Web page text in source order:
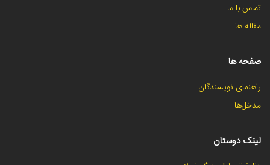
تماس با ما
مقاله ها
صفحه ها
راهنمای نویسندگان
مدخل‌ها
لینک دوستان